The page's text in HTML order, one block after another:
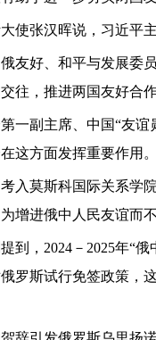
使张汉晖说，习近平
友好、和平与发展委
往，推进两国友好合作
一副主席、中国“友
这方面发挥重要作用
入莫斯科国际关系学
增进俄中人民友谊而
到，2024－2025年“
罗斯试行免签政策，